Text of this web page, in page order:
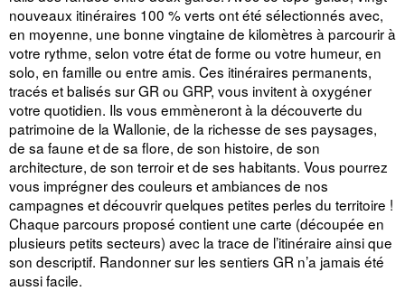
nouveaux itinéraires 100 % verts ont été sélectionnés avec,
en moyenne, une bonne vingtaine de kilomètres à parcourir à
votre rythme, selon votre état de forme ou votre humeur, en
solo, en famille ou entre amis. Ces itinéraires permanents,
tracés et balisés sur GR ou GRP, vous invitent à oxygéner
votre quotidien. Ils vous emmèneront à la découverte du
patrimoine de la Wallonie, de la richesse de ses paysages,
de sa faune et de sa flore, de son histoire, de son
architecture, de son terroir et de ses habitants. Vous pourrez
vous imprégner des couleurs et ambiances de nos
campagnes et découvrir quelques petites perles du territoire !
Chaque parcours proposé contient une carte (découpée en
plusieurs petits secteurs) avec la trace de l’itinéraire ainsi que
son descriptif. Randonner sur les sentiers GR n’a jamais été
aussi facile.